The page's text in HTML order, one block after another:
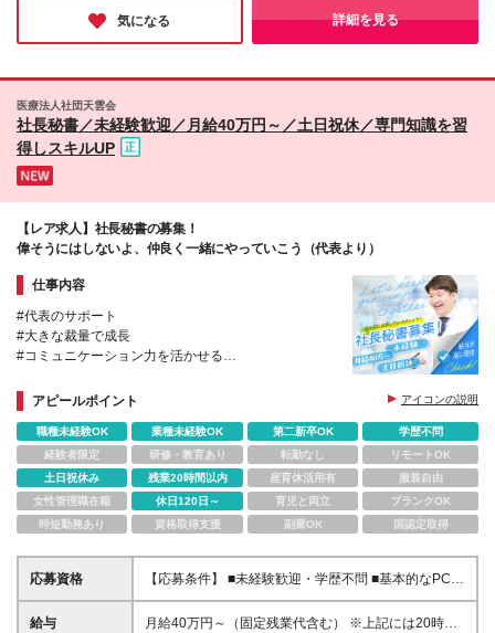
「人間関係の良い職場で長く働きたい」という方に、ぜひ注目し
ていただきたい法人だと感じました。
気になる 詳細を見る
医療法人社団天雲会
社長秘書／未経験歓迎／月給40万円～／土日祝休／専門知識を習
得しスキルUP
【レア求人】社長秘書の募集！
偉そうにはしないよ、仲良く一緒にやっていこう（代表より）
仕事内容
#代表のサポート
#大きな裁量で成長
#コミュニケーション力を活かせる
代表と二人三脚で、事業の運営から法人の成長を支え
る楽しさを感じられるポジションです！
アピールポイント アイコンの説明
職種未経験OK 業種未経験OK 第二新卒OK
学歴不問
経験者限定
研修・教育あり 転勤なし
リモートOK
土日祝休み
残業20時間以内 産育休活用有
服装自由
女性管理職在籍
休日120日～ 育児と両立
ブランクOK
時短勤務あり
資格取得支援 副業OK 国認定取得
応募資格
【応募条件】 ■未経験歓迎・学歴不問 ■基本的なPC操
作（Word・Excel・メールなど）ができる方 【こんな
方を歓迎します】 「秘書に挑戦してみたい」という
給与
月給40万円～（固定残業代含む） ※上記には20時間